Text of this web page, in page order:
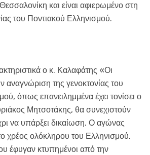
και είναι αφιερωμένο στη
του Ποντιακού Ελληνισμού.
ο κ. Καλαφάτης «Οι
αναγνώριση της γενοκτονίας του
όπως επανειλημμένα έχει τονίσει ο
Μητσοτάκης, θα συνεχιστούν
να υπάρξει δικαίωση. Ο αγώνας
χρέος ολόκληρου του Ελληνισμού.
έφυγαν κτυπημένοι από την